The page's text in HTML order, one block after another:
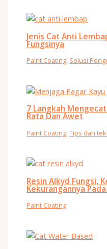
Jenis Cat Anti
Fungsinya
Paint Coating, Solusi
7 Langkah
Rata Dan Awet
Paint Coating,Tips dan
Resin Alkyd Fungsi,
Kekurangannya
Paint Coating